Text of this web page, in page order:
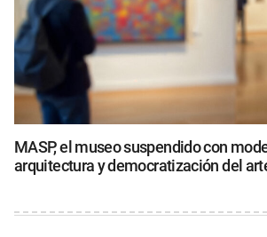
MASP, el museo suspendido con
arquitectura y democratización del